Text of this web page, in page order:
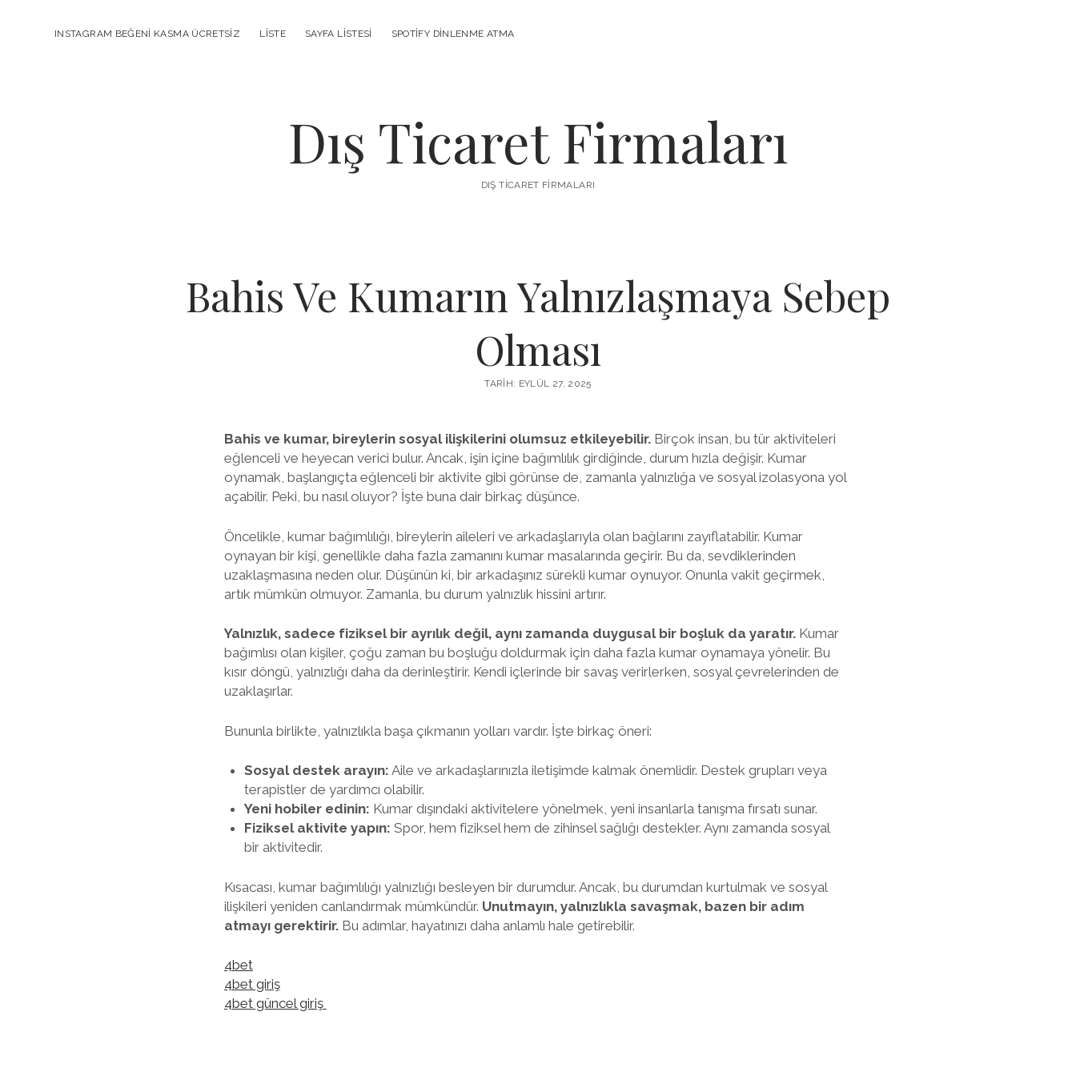
INSTAGRAM BEĞENI KASMA ÜCRETSIZ LISTE SAYFA LISTESI SPOTIFY DINLENME ATMA
Dış Ticaret Firmaları
DIŞ TICARET FIRMALARI
Bahis Ve Kumarın Yalnızlaşmaya Sebep
Olması
TARIH: EYLÜL 27, 2025
Bahis ve kumar, bireylerin sosyal ilişkilerini olumsuz etkileyebilir.Birçok insan, bu tür aktiviteleri
eğlenceli ve heyecan verici bulur. Ancak, işin içine bağımlılık girdiğinde, durum hızla değişir. Kumar
oynamak, başlangıçta eğlenceli bir aktivite gibi görünse de, zamanla yalnızlığa ve sosyal izolasyona yol
açabilir. Peki, bu nasıl oluyor? İşte buna dair birkaç düşünce.
Öncelikle, kumar bağımlılığı, bireylerin aileleri ve arkadaşlarıyla olan bağlarını zayıflatabilir. Kumar
oynayan bir kişi, genellikle daha fazla zamanını kumar masalarında geçirir. Bu da, sevdiklerinden
uzaklaşmasına neden olur. Düşünün ki, bir arkadaşınız sürekli kumar oynuyor. Onunla vakit geçirmek,
artık mümkün olmuyor. Zamanla, bu durum yalnızlık hissini artırır.
Yalnızlık, sadece fiziksel bir ayrılık değil, aynı zamanda duygusal bir boşluk da yaratır.Kumar
bağımlısı olan kişiler, çoğu zaman bu boşluğu doldurmak için daha fazla kumar oynamaya yönelir. Bu
kısır döngü, yalnızlığı daha da derinleştirir. Kendi içlerinde bir savaş verirlerken, sosyal çevrelerinden de
uzaklaşırlar.
Bununla birlikte, yalnızlıkla başa çıkmanın yolları vardır. İşte birkaç öneri:
Sosyal destek arayın: Aile ve arkadaşlarınızla iletişimde kalmak önemlidir. Destek grupları veya
terapistler de yardımcı olabilir.
Yeni hobiler edinin: Kumar dışındaki aktivitelere yönelmek, yeni insanlarla tanışma fırsatı sunar.
Fiziksel aktivite yapın: Spor, hem fiziksel hem de zihinsel sağlığı destekler. Aynı zamanda sosyal
bir aktivitedir.
Kısacası, kumar bağımlılığı yalnızlığı besleyen bir durumdur. Ancak, bu durumdan kurtulmak ve sosyal
ilişkileri yeniden canlandırmak mümkündür. Unutmayın, yalnızlıkla savaşmak, bazen bir adım
atmayı gerektirir.Bu adımlar, hayatınızı daha anlamlı hale getirebilir.
4bet
4bet giriş
4bet güncel giriş